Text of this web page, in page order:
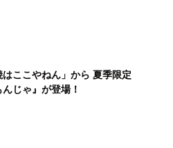
ここやねん」から 夏季限定
じゃ』が登場！